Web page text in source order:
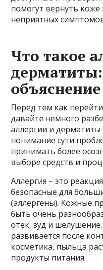
помогут вернуть коже
неприятных
Что такое
объяснение
Перед тем как
давайте немного
аллергии и дерматиты
понимание сути
принимать более
выборе средств и
Аллергия – это
безопасные для
(аллергены). Кожные
быть очень
отек, зуд и
развивается после
косметика, пыльца
продукты питания.